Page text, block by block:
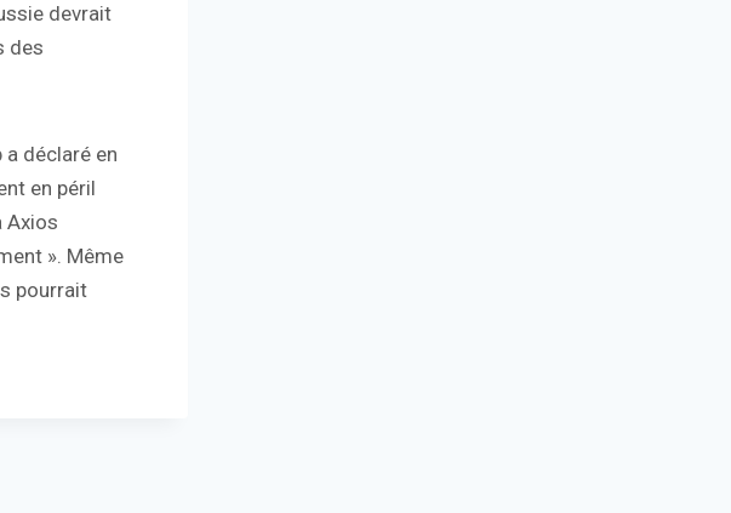
devrait
des
déclaré en
en péril
Axios
». Même
pourrait